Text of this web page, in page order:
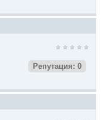
Репутация: 0